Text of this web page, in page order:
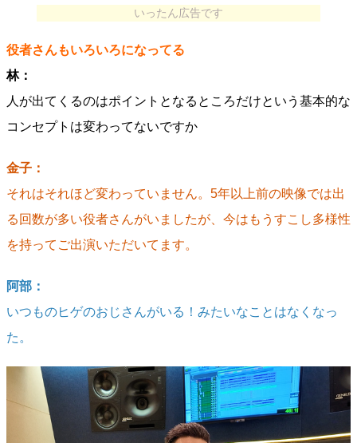
いったん広告です
役者さんもいろいろになってる
林：
人が出てくるのはポイントとなるところだけという基本的な
コンセプトは変わってないですか
金子：
それはそれほど変わっていません。5年以上前の映像では出
る回数が多い役者さんがいましたが、今はもうすこし多様性
を持ってご出演いただいてます。
阿部：
いつものヒゲのおじさんがいる！みたいなことはなくなっ
た。